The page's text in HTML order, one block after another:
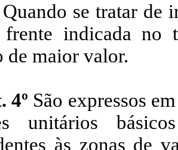
se tratar de
indicada no
de maior valor.
4º São expressos
unitários
às zonas de